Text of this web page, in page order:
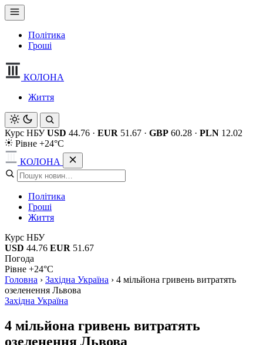
Політика
Гроші
КОЛОНА
Життя
Курс НБУ USD 44.76 · EUR 51.67 · GBP 60.28 · PLN 12.02
Рівне +24°C
КОЛОНА
Політика
Гроші
Життя
Курс НБУ
USD 44.76 EUR 51.67
Погода
Рівне +24°C
Головна › Західна Україна › 4 мільйона гривень витратять
озеленення Львова
Західна Україна
4 мільйона гривень витратять
озеленення Львова